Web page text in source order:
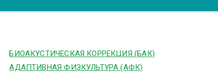
БИОАКУСТИЧЕСКАЯ КОРРЕКЦИЯ (БАК)
АДАПТИВНАЯ ФИЗКУЛЬТУРА (АФК)